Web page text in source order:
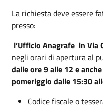
La richiesta deve essere
presso:
l’Ufficio Anagrafe in Via
negli orari di apertura al
dalle ore 9 alle 12 e
pomeriggio dalle 15:30
Codice fiscale o